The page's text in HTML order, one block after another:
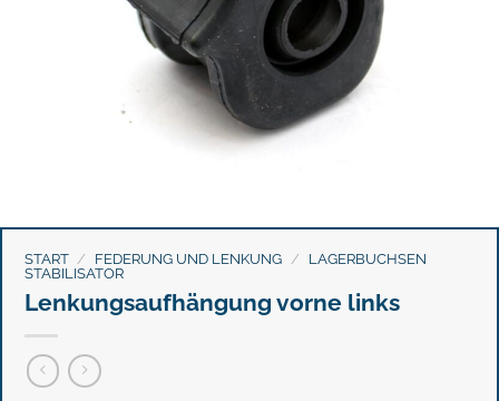
START / FEDERUNG UND LENKUNG /
LAGERBUCHSEN
STABILISATOR
Lenkungsaufhängung vorne links